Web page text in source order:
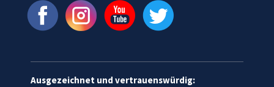
Ausgezeichnet und vertrauenswürdig: